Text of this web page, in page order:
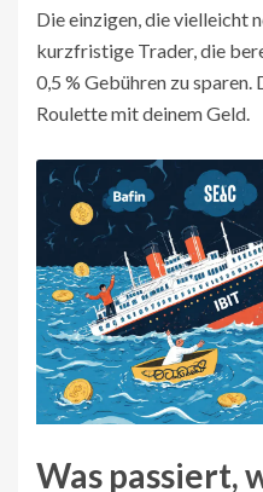
Die einzigen, die vielleicht
kurzfristige Trader, die
0,5 % Gebühren zu
Roulette mit deinem Geld.
Was passiert,